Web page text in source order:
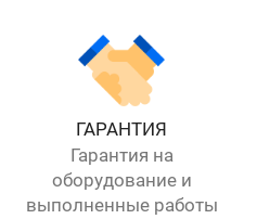
ГАРАНТИЯ
Гарантия на
оборудование и
выполненные работы